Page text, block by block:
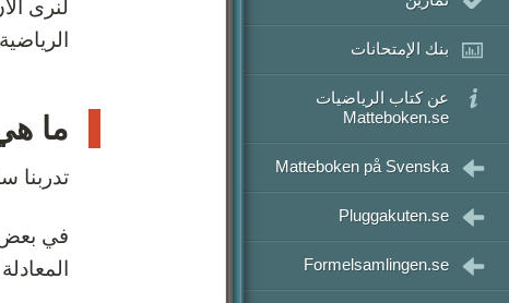
لنرى
ما
تدربنا
في بعض
بنك الإمتحانات
عن كتاب الرياضيات
Matteboken.se
Matteboken på Svenska
Pluggakuten.se
Formelsamlingen.se